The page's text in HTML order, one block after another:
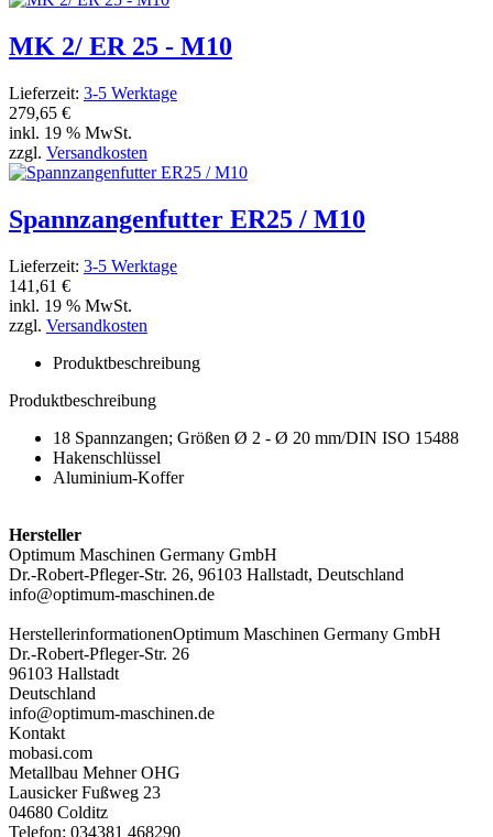
MK 2/ ER 25 - M10
Lieferzeit: 3-5 Werktage
279,65 €
inkl. 19 % MwSt.
zzgl. Versandkosten
Spannzangenfutter ER25 / M10
Lieferzeit: 3-5 Werktage
141,61 €
inkl. 19 % MwSt.
zzgl. Versandkosten
Produktbeschreibung
Produktbeschreibung
18 Spannzangen; Größen Ø 2 - Ø 20 mm/DIN ISO 15488
Hakenschlüssel
Aluminium-Koffer
Hersteller
Optimum Maschinen Germany GmbH
Dr.-Robert-Pfleger-Str. 26, 96103 Hallstadt, Deutschland
info@optimum-maschinen.de
HerstellerinformationenOptimum Maschinen Germany GmbH
Dr.-Robert-Pfleger-Str. 26
96103 Hallstadt
Deutschland
info@optimum-maschinen.de
Kontakt
mobasi.com
Metallbau Mehner OHG
Lausicker Fußweg 23
04680 Colditz
Telefon: 034381 468290